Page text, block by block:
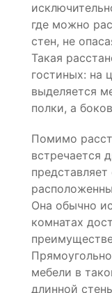
где можно
стен, не
Такая
гостиных: на
выделяется
полки, а
Помимо
встречается
Она обычно
комнатах
мебели в
длинной